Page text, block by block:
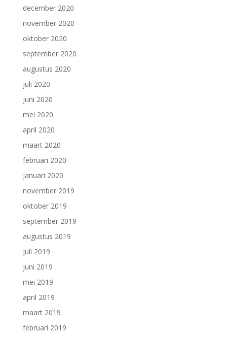
december 2020
november 2020
oktober 2020
september 2020
augustus 2020
juli 2020
juni 2020
mei 2020
april 2020
maart 2020
februari 2020
januari 2020
november 2019
oktober 2019
september 2019
augustus 2019
juli 2019
juni 2019
mei 2019
april 2019
maart 2019
februari 2019